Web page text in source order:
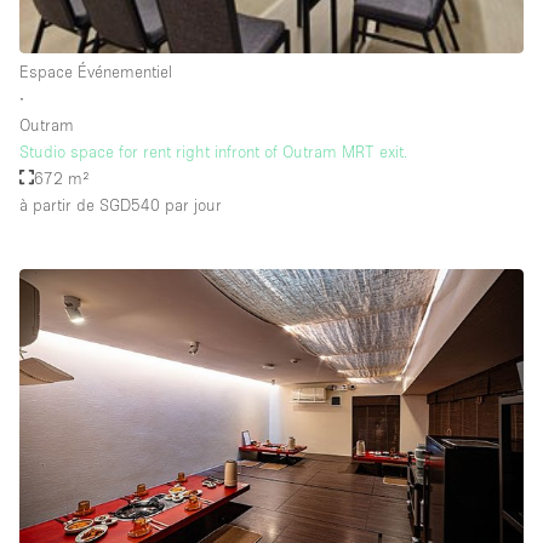
Salle de Bain
Smoking Area
Style Haussmannien
Style Industriel
Surface Habitable
Système de sécurité
Terrace
Toilettes
Water Access
Éclairage
Électricité
Espace Événementiel
∙
Outram
Studio space for rent right infront of Outram MRT exit.
672 m²
à partir de SGD540 par jour